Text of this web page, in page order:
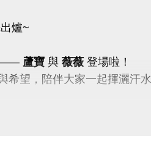
爐~
—— 蘆寶與 薇薇 登場啦！
希望，陪伴大家一起揮灑汗水